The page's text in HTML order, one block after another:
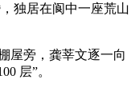
独居在阆中一座荒山
屋旁，龚莘文逐一向
层”。